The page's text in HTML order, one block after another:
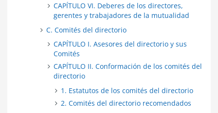
CAPÍTULO VI. Deberes de los directores,
gerentes y trabajadores de la mutualidad
C. Comités del directorio
CAPÍTULO I. Asesores del directorio y sus
Comités
CAPÍTULO II. Conformación de los comités del
directorio
1. Estatutos de los comités del directorio
2. Comités del directorio recomendados